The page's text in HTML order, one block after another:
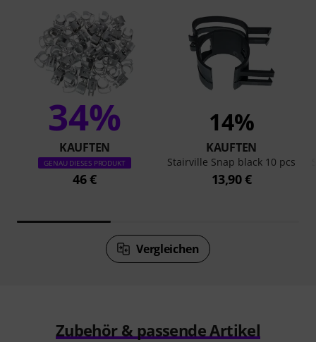
34%
KAUFTEN
GENAU DIESES PRODUKT
46 €
14%
KAUFTEN
Stairville Snap black 10 pcs
13,90 €
Vergleichen
Zubehör & passende Artikel